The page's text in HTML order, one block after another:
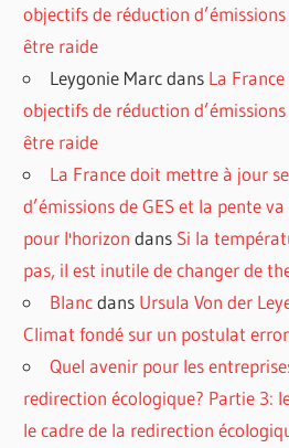
objectifs de réduction
être raide
Leygonie Marcdans La
objectifs de réduction
être raide
La France doit mettre à jour
d’émissions de GES et la pente
pour l'horizon dans Si la
pas, il est inutile de changer de
Blancdans Ursula Von der
Climat fondé sur un postulat
Quel avenir pour les
redirection écologique? Partie 3:
le cadre de la redirection